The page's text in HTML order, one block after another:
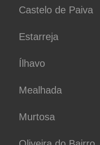
Castelo de Paiva
Estarreja
Ílhavo
Mealhada
Murtosa